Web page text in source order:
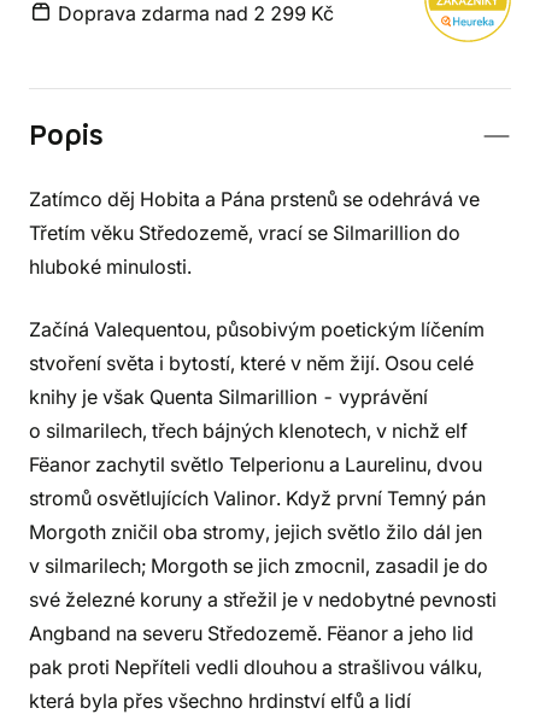
Doprava zdarma nad 2 299 Kč
Popis
Zatímco děj Hobita a Pána prstenů se odehrává ve
Třetím věku Středozemě, vrací se Silmarillion do
hluboké minulosti.
Začíná Valequentou, působivým poetickým líčením
stvoření světa i bytostí, které v něm žijí. Osou celé
knihy je však Quenta Silmarillion - vyprávění
o silmarilech, třech bájných klenotech, v nichž elf
Fëanor zachytil světlo Telperionu a Laurelinu, dvou
stromů osvětlujících Valinor. Když první Temný pán
Morgoth zničil oba stromy, jejich světlo žilo dál jen
v silmarilech; Morgoth se jich zmocnil, zasadil je do
své železné koruny a střežil je v nedobytné pevnosti
Angband na severu Středozemě. Fëanor a jeho lid
pak proti Nepříteli vedli dlouhou a strašlivou válku,
která byla přes všechno hrdinství elfů a lidí